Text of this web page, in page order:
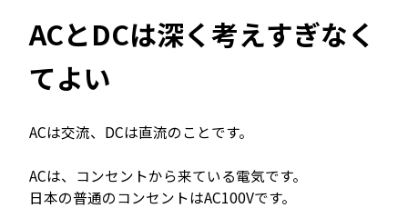
ACとDCは深く考えすぎなく
てよい
ACは交流、DCは直流のことです。
ACは、コンセントから来ている電気です。
日本の普通のコンセントはAC100Vです。